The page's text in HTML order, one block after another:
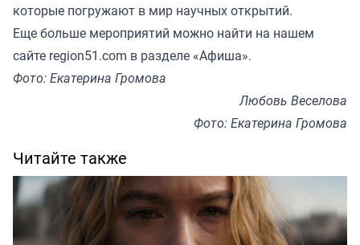
которые погружают в мир научных открытий.
Еще больше мероприятий можно найти на нашем
сайте region51.com в разделе «Афиша».
Фото: Екатерина Громова
Любовь Веселова
Фото: Екатерина Громова
Читайте также